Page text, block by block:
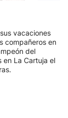
vacaciones
compañeros en
del
en La Cartuja el